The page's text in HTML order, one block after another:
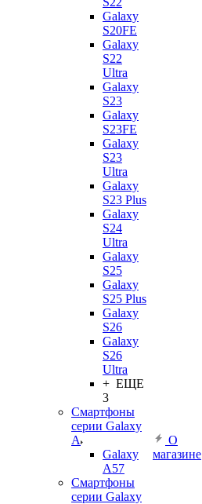
Galaxy
S20FE
Galaxy
S22
Ultra
Galaxy
S23
Galaxy
S23FE
Galaxy
S23
Ultra
Galaxy
S23 Plus
Galaxy
S24
Ultra
Galaxy
S25
Galaxy
S25 Plus
Galaxy
S26
Galaxy
S26
Ultra
+ ЕЩЕ
3
Смартфоны
серии Galaxy
A
Galaxy
A57
Смартфоны
серии Galaxy
О
магазине